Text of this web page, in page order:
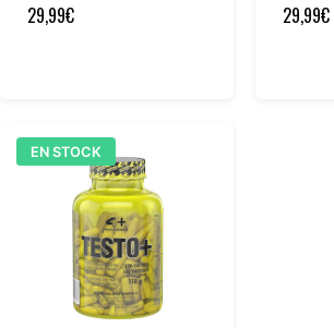
29,99€ 29,99€
EN STOCK